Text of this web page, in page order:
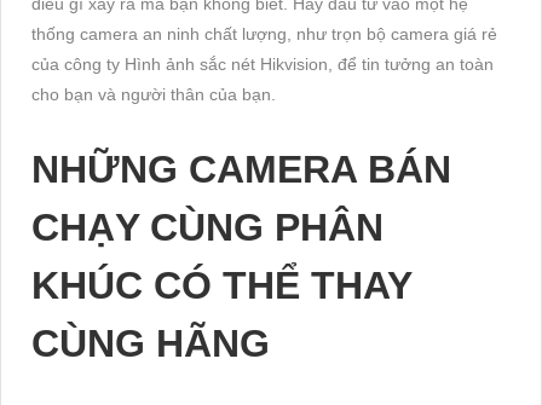
thống camera an ninh chất lượng, như trọn bộ camera giá rẻ
của công ty Hình ảnh sắc nét Hikvision, để tin tưởng an toàn
cho bạn và người thân của bạn.
NHỮNG CAMERA BÁN
CHẠY CÙNG PHÂN
KHÚC CÓ THỂ THAY
CÙNG HÃNG